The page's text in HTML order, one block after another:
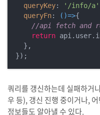
queryKey: '/info/a'
queryFn: ()=>{
//api fetch and
return
  },
});
쿼리를 갱신하는데 실패하거
우 등), 갱신 진행 중이거나,
정보들도 알아낼 수 있다.